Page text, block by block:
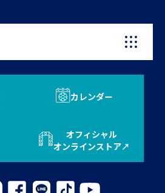
カレンダー
オフィシャル
オンラインストア